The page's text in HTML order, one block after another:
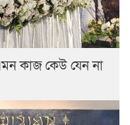
কাজ কেউ যেন না